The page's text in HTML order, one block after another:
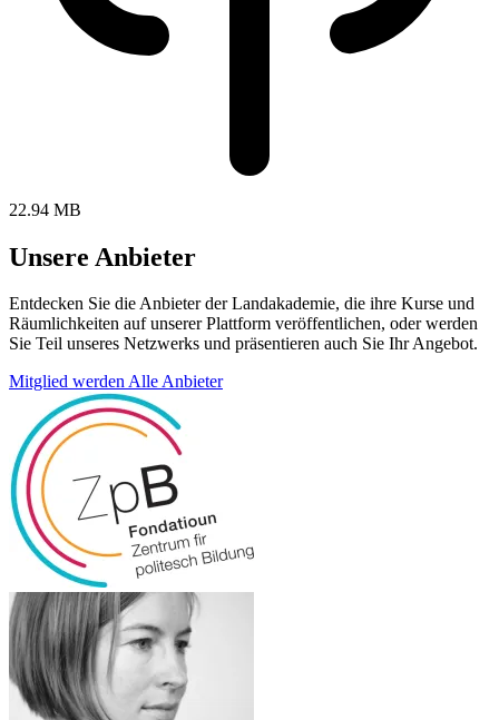
22.94 MB
Unsere Anbieter
Entdecken Sie die Anbieter der Landakademie, die ihre Kurse und
Räumlichkeiten auf unserer Plattform veröffentlichen, oder werden
Sie Teil unseres Netzwerks und präsentieren auch Sie Ihr Angebot.
Mitglied werdenAlle Anbieter